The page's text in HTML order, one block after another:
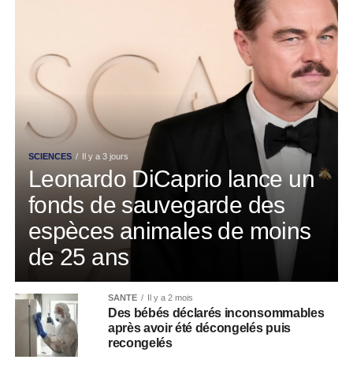
SCIENCES Il y a 3 jours
Leonardo DiCaprio lance un
fonds de sauvegarde des
espèces animales de moins
de 25 ans
SANTÉ Il y a 2 mois
Des bébés déclarés inconsommables
après avoir été décongelés puis
recongelés